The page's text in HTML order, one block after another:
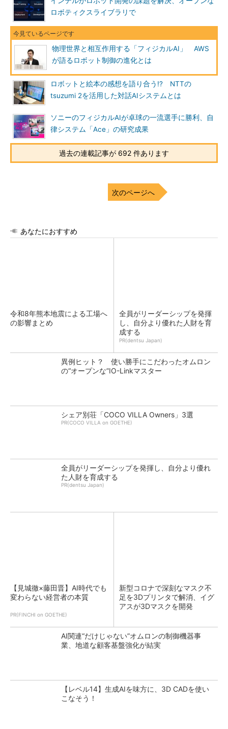
ロボティクスライブラリで
物理世界と相互作用する「フィジカルAI」 AWS
が語るロボット制御の進化とは
ロボットと絵本の感想を語り合う!? NTTの
tsuzumi 2を活用した対話AIシステムとは
ソニーのフィジカルAIが卓球の一流選手に勝利、自
律システム「Ace」の研究成果
過去の連載記事が 692 件あります
次のページへ
あなたにおすすめ
令和8年熊本地震による工場へ
の影響まとめ
全員がリーダーシップを発揮
し、自分より優れた人財を育
成する
PR(dentsu Japan)
異例ヒット？ 使い勝手にこだわったオムロン
の“オープンな”IO-Linkマスター
シェア別荘「COCO VILLA Owners」3選
PR(COCO VILLA on GOETHE)
全員がリーダーシップを発揮し、自分より優れ
た人財を育成する
PR(dentsu Japan)
【見城徹×藤田晋】AI時代でも
変わらない経営者の本質
PR(FINCHI on GOETHE)
新型コロナで深刻なマスク不
足を3Dプリンタで解消、イグ
アスが3Dマスクを開発
AI関連“だけじゃない”オムロンの制御機器事
業、地道な顧客基盤強化が結実
【レベル14】生成AIを味方に、3D CADを使い
こなそう！